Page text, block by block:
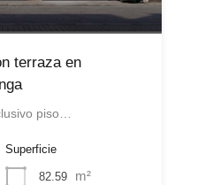
terraza en
piso…
Superficie
82.59 m²